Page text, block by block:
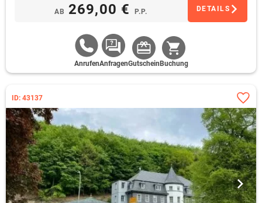
AB 269,00 € P.P. DETAILS
AnrufenAnfragenGutschein Buchung
ID: 43137